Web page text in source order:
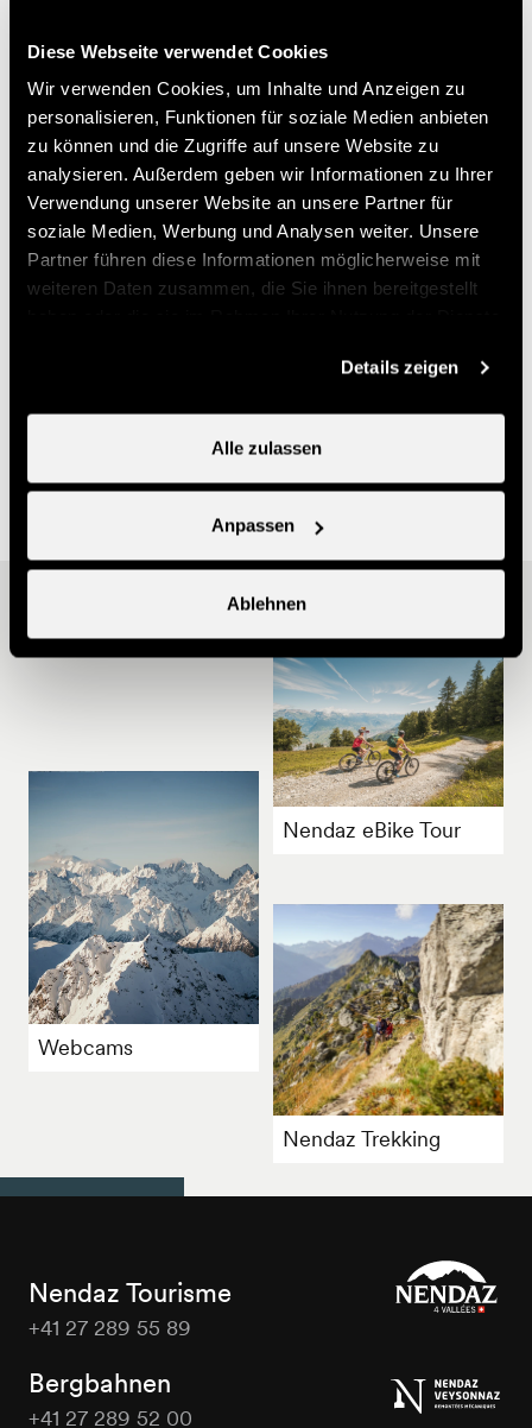
Diese Webseite verwendet Cookies
Wir verwenden Cookies, um Inhalte und Anzeigen zu
personalisieren, Funktionen für soziale Medien anbieten
zu können und die Zugriffe auf unsere Website zu
analysieren. Außerdem geben wir Informationen zu Ihrer
Verwendung unserer Website an unsere Partner für
soziale Medien, Werbung und Analysen weiter. Unsere
Partner führen diese Informationen möglicherweise mit
weiteren Daten zusammen, die Sie ihnen bereitgestellt
Details zeigen
Alle zulassen
Anpassen
Ablehnen
Preise
Preis (Ticketverkauf bei Nendaz Tourisme)
Einzelner Kurs 14.-CHF
Abo-Karte 70.-CHF
- Möglichkeit bei Nendaz Tourisme eine Multi-Sport-
Karte zu kaufen
Nendaz eBike Tour
Webcams
Nendaz Trekking
Nendaz Tourisme
+41 27 289 55 89
Bergbahnen
+41 27 289 52 00